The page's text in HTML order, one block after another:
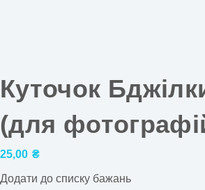
Куточок
(для
25,00 ₴
Додати до списку бажань